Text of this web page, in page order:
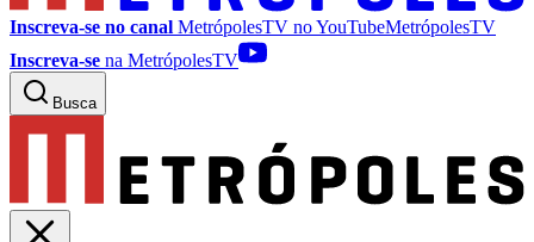
Inscreva-se no canal MetrópolesTV noYouTubeMetrópolesTV
Inscreva-se na MetrópolesTV
Busca